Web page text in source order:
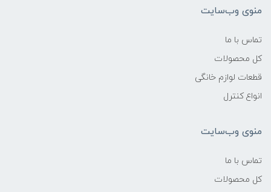
منوی وب‌سایت
تماس با ما
کل محصولات
قطعات لوازم خانگی
انواع کنترل
منوی وب‌سایت
تماس با ما
کل محصولات